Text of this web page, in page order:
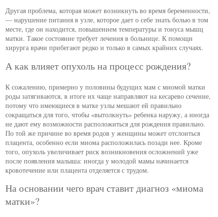
Другая проблема, которая может возникнуть во время беременности,
— нарушение питания в узле, которое дает о себе знать болью в том
месте, где он находится, повышением температуры и тонуса мышц
матки. Такое состояние требует лечения в больнице. К помощи
хирурга врачи прибегают редко и только в самых крайних случаях.
А как влияет опухоль на процесс рождения?
К сожалению, примерно у половины будущих мам с миомой матки
роды затягиваются, в итоге их чаще направляют на кесарево сечение,
потому что имеющиеся в матке узлы мешают ей правильно
сокращаться для того, чтобы «вытолкнуть» ребенка наружу, а иногда
не дают ему возможности расположиться для рождения правильно.
По той же причине во время родов у женщины может отслоиться
плацента, особенно если миома расположилась позади нее. Кроме
того, опухоль увеличивает риск возникновения осложнений уже
после появления малыша: иногда у молодой мамы начинается
кровотечение или плацента отделяется с трудом.
На основании чего врач ставит диагноз «миома
матки»?